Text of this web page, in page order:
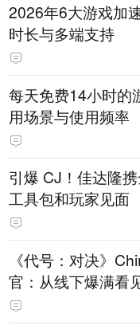
2026年6大游戏加
时长与多端支持
每天免费14小时的
用场景与使用频率
引爆 CJ！佳达隆
工具包和玩家见面
《代号：对决》
官：从线下爆满看
待